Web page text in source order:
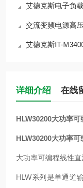
艾德克斯电子负
交流变频电源高
艾德克斯IT-M3400系
详细介绍 在线
HLW30200大功率
HLW30200大功率
大功率可编程线性
HLW系列是单通道